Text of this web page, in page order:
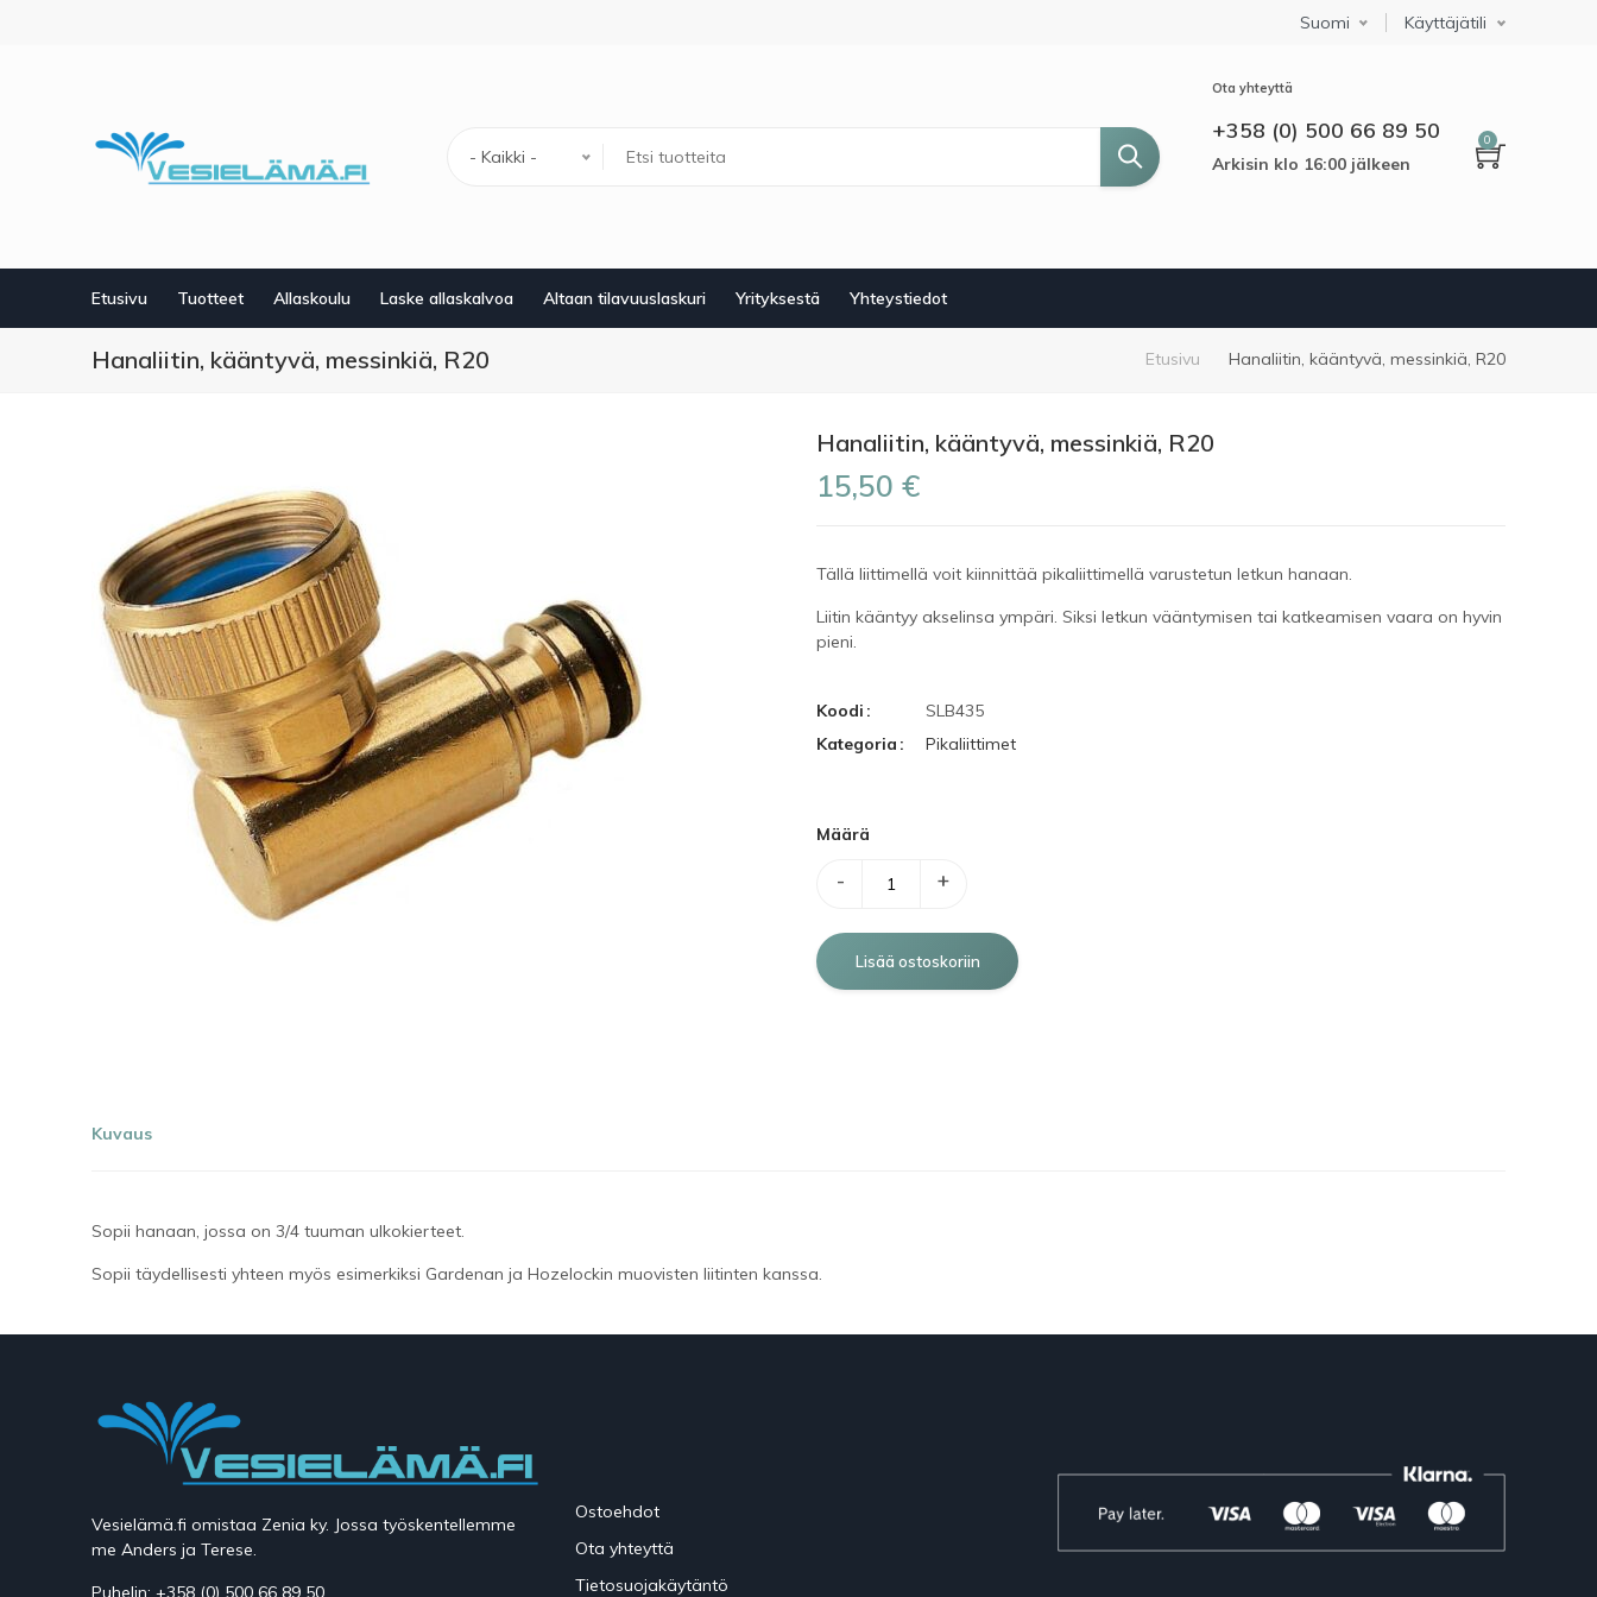
Select your language
Suomi Käyttäjätili
- Kaikki -
Ota yhteyttä
+358 (0) 500 66 89 50
Arkisin klo 16:00 jälkeen
0
Etusivu Tuotteet Allaskoulu Laske allaskalvoa Altaan tilavuuslaskuri Yrityksestä Yhteystiedot
Hanaliitin, kääntyvä, messinkiä, R20 Murupolku
Etusivu Hanaliitin, kääntyvä, messinkiä, R20
Hanaliitin, kääntyvä, messinkiä, R20
15,50 €
Tällä liittimellä voit kiinnittää pikaliittimellä varustetun letkun hanaan.
Liitin kääntyy akselinsa ympäri. Siksi letkun vääntymisen tai katkeamisen vaara on hyvin
pieni.
Koodi
SLB435
Kategoria
Pikaliittimet
Määrä
- +
Kuvaus
Sopii hanaan, jossa on 3/4 tuuman ulkokierteet.
Sopii täydellisesti yhteen myös esimerkiksi Gardenan ja Hozelockin muovisten liitinten kanssa.
Vesielämä.fi omistaa Zenia ky. Jossa työskentellemme
me Anders ja Terese.
Puhelin: +358 (0) 500 66 89 50
Ostoehdot
Ota yhteyttä
Tietosuojakäytäntö